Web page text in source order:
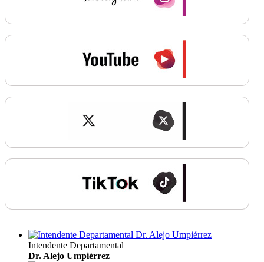
Intendente Departamental
Dr. Alejo Umpiérrez